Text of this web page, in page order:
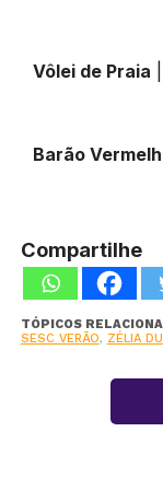
Vôlei de Praia
Barão
Compartilhe
TÓPICOS
SESC VERÃO, ZÉLIA